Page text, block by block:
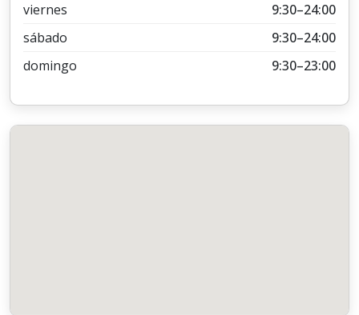
viernes
9:30–24:00
sábado
9:30–24:00
domingo
9:30–23:00